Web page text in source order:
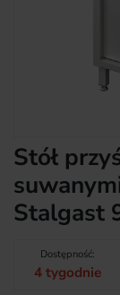
Stół
Stalgast
Dostępność:
4 tygodnie